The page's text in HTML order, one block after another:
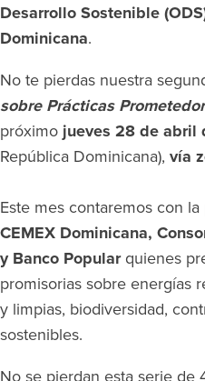
Desarrollo Sostenible
Dominicana.
No te pierdas nuestra
sobre Prácticas
próximo jueves 28 de abril
República Dominicana), vía
Este mes contaremos con
CEMEX Dominicana,
y Banco Popularquienes
promisorias sobre energías
y limpias, biodiversidad,
sostenibles.